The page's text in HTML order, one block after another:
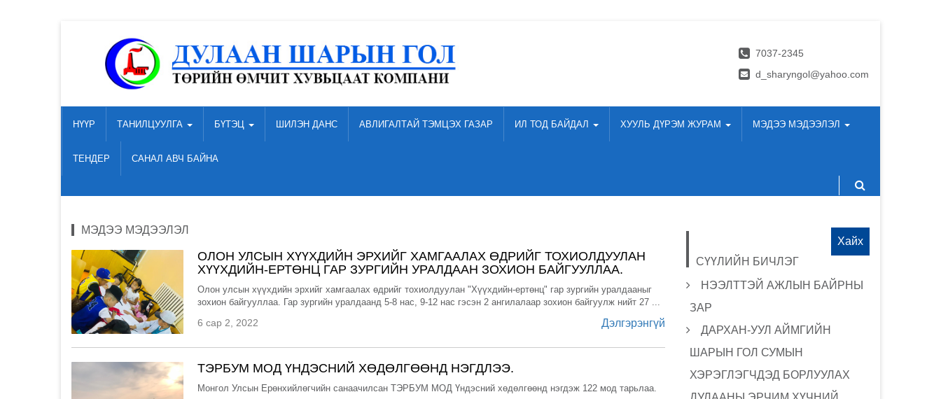
7037-2345
d_sharyngol@yahoo.com
НҮҮР ТАНИЛЦУУЛГА БҮТЭЦ ШИЛЭН ДАНС АВЛИГАЛТАЙ ТЭМЦЭХ ГАЗАР ИЛ ТОД БАЙДАЛ ХУУЛЬ ДҮРЭМ ЖУРАМ МЭДЭЭ МЭДЭЭЛЭЛ
ТЕНДЕР САНАЛ АВЧ БАЙНА
МЭДЭЭ МЭДЭЭЛЭЛ
ОЛОН УЛСЫН ХҮҮХДИЙН ЭРХИЙГ ХАМГААЛАХ ӨДРИЙГ ТОХИОЛДУУЛАН
ХҮҮХДИЙН-ЕРТӨНЦ ГАР ЗУРГИЙН УРАЛДААН ЗОХИОН БАЙГУУЛЛАА.
Олон улсын хүүхдийн эрхийг хамгаалах өдрийг тохиолдуулан "Хүүхдийн-ертөнц" гар зургийн уралдааныг
зохион байгууллаа. Гар зургийн уралдаанд 5-8 нас, 9-12 нас гэсэн 2 ангилалаар зохион байгуулж нийт 27 ...
6 сар 2, 2022 Дэлгэрэнгүй
ТЭРБУМ МОД ҮНДЭСНИЙ ХӨДӨЛГӨӨНД НЭГДЛЭЭ.
Монгол Улсын Ерөнхийлөгчийн санаачилсан ТЭРБУМ МОД Үндэсний хөдөлгөөнд нэгдэж 122 мод тарьлаа.
СҮҮЛИЙН БИЧЛЭГ
НЭЭЛТТЭЙ АЖЛЫН БАЙРНЫ
ЗАР
ДАРХАН-УУЛ АЙМГИЙН
ШАРЫН ГОЛ СУМЫН
ХЭРЭГЛЭГЧДЭД БОРЛУУЛАХ